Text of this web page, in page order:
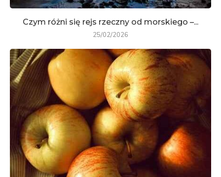
Czym różni się rejs rzeczny od morskiego –...
25/02/2026